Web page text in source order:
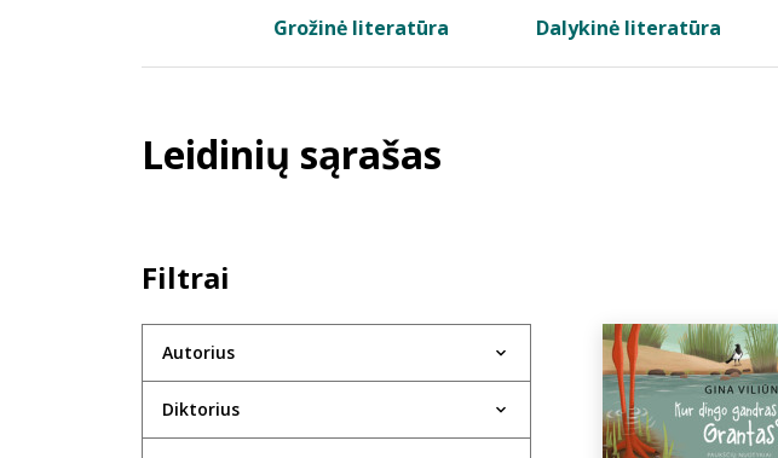
Grožinė literatūra Dalykinė literatūra
Leidinių sąrašas
Filtrai
Autorius
Diktorius